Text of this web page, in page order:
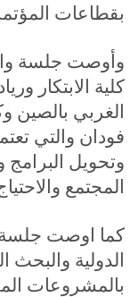
بقطاعات
وأوصت جلسة
كلية الابتكار
الغربي بالصين
فودان والتي
وتحويل البرامج
المجتمع
كما اوصت جلسة
الدولية والبحث
بالمشروعات